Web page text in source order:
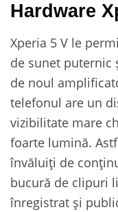
Hardware
Xperia 5 V le
de sunet puternic
de noul
telefonul are un
vizibilitate mare
foarte lumină.
învăluiți de
bucură de clipuri
înregistrat și